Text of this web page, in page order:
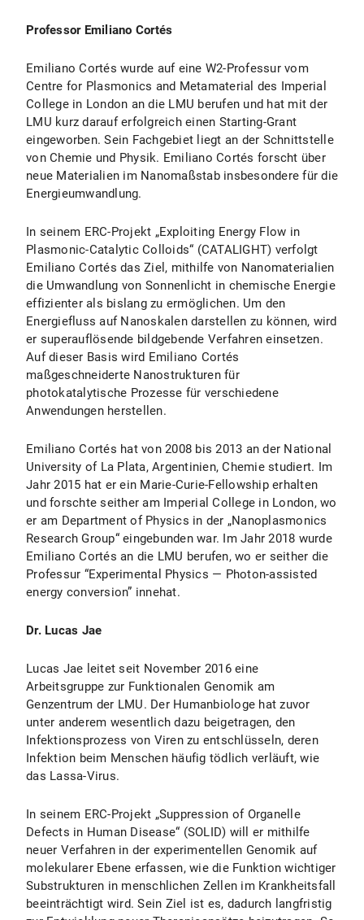
Professor Emiliano Cortés
Emiliano Cortés wurde auf eine W2-Professur vom
Centre for Plasmonics and Metamaterial des Imperial
College in London an die LMU berufen und hat mit der
LMU kurz darauf erfolgreich einen Starting-Grant
eingeworben. Sein Fachgebiet liegt an der Schnittstelle
von Chemie und Physik. Emiliano Cortés forscht über
neue Materialien im Nanomaßstab insbesondere für die
Energieumwandlung.
In seinem ERC-Projekt „Exploiting Energy Flow in
Plasmonic-Catalytic Colloids“ (CATALIGHT) verfolgt
Emiliano Cortés das Ziel, mithilfe von Nanomaterialien
die Umwandlung von Sonnenlicht in chemische Energie
effizienter als bislang zu ermöglichen. Um den
Energiefluss auf Nanoskalen darstellen zu können, wird
er superauflösende bildgebende Verfahren einsetzen.
Auf dieser Basis wird Emiliano Cortés
maßgeschneiderte Nanostrukturen für
photokatalytische Prozesse für verschiedene
Anwendungen herstellen.
Emiliano Cortés hat von 2008 bis 2013 an der National
University of La Plata, Argentinien, Chemie studiert. Im
Jahr 2015 hat er ein Marie-Curie-Fellowship erhalten
und forschte seither am Imperial College in London, wo
er am Department of Physics in der „Nanoplasmonics
Research Group“ eingebunden war. Im Jahr 2018 wurde
Emiliano Cortés an die LMU berufen, wo er seither die
Professur “Experimental Physics — Photon-assisted
energy conversion” innehat.
Dr. Lucas Jae
Lucas Jae leitet seit November 2016 eine
Arbeitsgruppe zur Funktionalen Genomik am
Genzentrum der LMU. Der Humanbiologe hat zuvor
unter anderem wesentlich dazu beigetragen, den
Infektionsprozess von Viren zu entschlüsseln, deren
Infektion beim Menschen häufig tödlich verläuft, wie
das Lassa-Virus.
In seinem ERC-Projekt „Suppression of Organelle
Defects in Human Disease“ (SOLID) will er mithilfe
neuer Verfahren in der experimentellen Genomik auf
molekularer Ebene erfassen, wie die Funktion wichtiger
Substrukturen in menschlichen Zellen im Krankheitsfall
beeinträchtigt wird. Sein Ziel ist es, dadurch langfristig